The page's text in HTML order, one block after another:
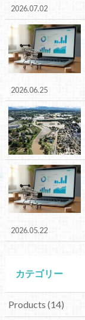
2026.07.02
2026.06.25
2026.05.22
カテゴリー
Products (14)